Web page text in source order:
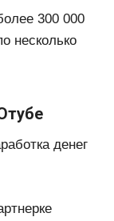
300 000
несколько
денег